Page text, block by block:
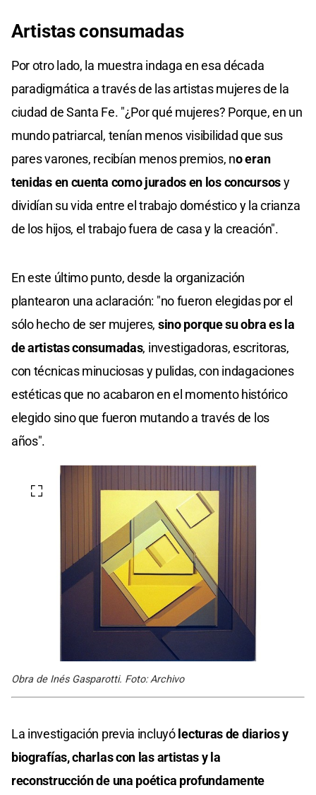
Artistas consumadas
Por otro lado, la muestra indaga en esa década
paradigmática a través de las artistas mujeres de la
ciudad de Santa Fe. "¿Por qué mujeres? Porque, en un
mundo patriarcal, tenían menos visibilidad que sus
pares varones, recibían menos premios, no eran
tenidas en cuenta como jurados en los concursosy
dividían su vida entre el trabajo doméstico y la crianza
de los hijos, el trabajo fuera de casa y la creación".
En este último punto, desde la organización
plantearon una aclaración: "no fueron elegidas por el
sólo hecho de ser mujeres, sino porque su obra es la
de artistas consumadas, investigadoras, escritoras,
con técnicas minuciosas y pulidas, con indagaciones
estéticas que no acabaron en el momento histórico
elegido sino que fueron mutando a través de los
años".
Obra de Inés Gasparotti. Foto: Archivo
La investigación previa incluyólecturas de diarios y
biografías, charlas con las artistas y la
reconstrucción de una poética profundamente